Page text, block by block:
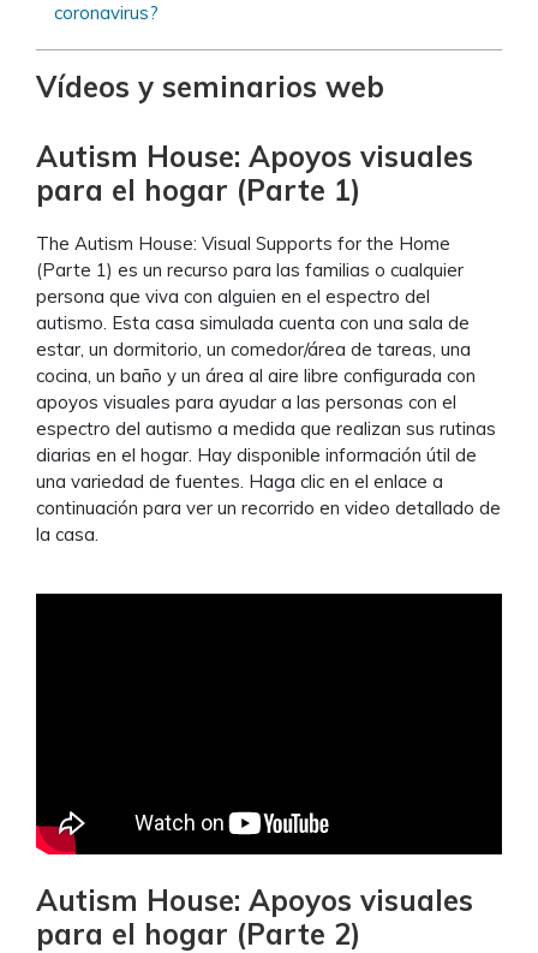
coronavirus?
Vídeos y seminarios web
Autism House: Apoyos visuales
para el hogar (Parte 1)
The Autism House: Visual Supports for the Home
(Parte 1) es un recurso para las familias o cualquier
persona que viva con alguien en el espectro del
autismo. Esta casa simulada cuenta con una sala de
estar, un dormitorio, un comedor/área de tareas, una
cocina, un baño y un área al aire libre configurada con
apoyos visuales para ayudar a las personas con el
espectro del autismo a medida que realizan sus rutinas
diarias en el hogar. Hay disponible información útil de
una variedad de fuentes. Haga clic en el enlace a
continuación para ver un recorrido en video detallado de
la casa.
Autism House: Apoyos visuales
para el hogar (Parte 2)